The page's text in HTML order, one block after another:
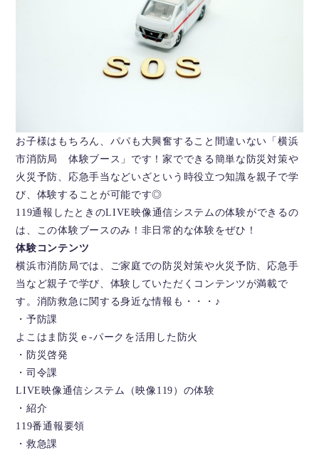
お子様はもちろん、パパも大興奮すること間違いない「横浜
市消防局 体験ブース」です！家でできる簡単な防災対策や
火災予防、応急手当などいざという時役立つ知識を親子で学
び、体験することが可能です◎
119通報したときのLIVE映像通信システムの体験ができるの
は、この体験ブースのみ！非日常的な体験をぜひ！
体験コンテンツ
横浜市消防局では、ご家庭での防災対策や火災予防、応急手
当など親子で学び、体験していただくコンテンツが満載で
す。消防救急に関する身近な情報も・・・♪
・予防課
よこはま防災ｅ-パークを活用した防火
・防災啓発
・司令課
LIVE映像通信システム（映像119）の体験
・紹介
119番通報要領
・救急課